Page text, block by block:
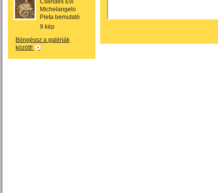
Csendes Évi
Michelangelo
Pieta bemutató
9 kép
Böngéssz a galériák
között!